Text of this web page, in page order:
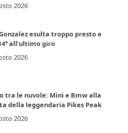
2026
esulta troppo presto e
all’ultimo giro
2026
tra le nuvole: Mini e Bmw alla
della leggendaria Pikes Peak
2026